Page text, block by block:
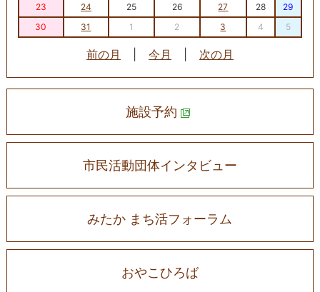
23
24 25 26 27 28
29
30
31 1 2 3 4 5
前の月 今月 次の月
施設予約
市民活動団体インタビュー
みたか まち活フォーラム
おやこひろば